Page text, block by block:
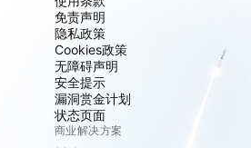
免责声明
隐私政策
Cookies政策
无障碍声明
安全提示
漏洞赏金计划
状态页面
商业解决方案